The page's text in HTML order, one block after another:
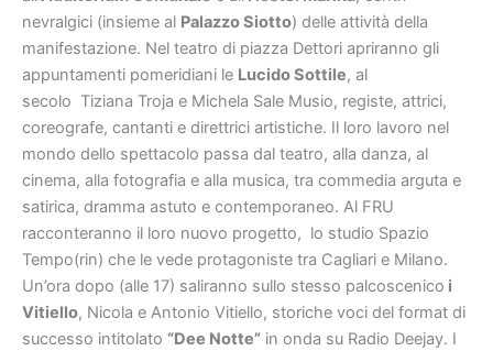
nevralgici (insieme al Palazzo Siotto) delle attività della
manifestazione. Nel teatro di piazza Dettori apriranno gli
appuntamenti pomeridiani le Lucido Sottile, al
secolo Tiziana Troja e Michela Sale Musio, registe, attrici,
coreografe, cantanti e direttrici artistiche. Il loro lavoro nel
mondo dello spettacolo passa dal teatro, alla danza, al
cinema, alla fotografia e alla musica, tra commedia arguta e
satirica, dramma astuto e contemporaneo. Al FRU
racconteranno il loro nuovo progetto, lo studio Spazio
Tempo(rin) che le vede protagoniste tra Cagliari e Milano.
Un’ora dopo (alle 17) saliranno sullo stesso palcoscenico i
Vitiello, Nicola e Antonio Vitiello, storiche voci del format di
successo intitolato “Dee Notte” in onda su Radio Deejay. I